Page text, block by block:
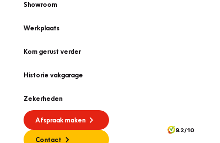
Showroom
Werkplaats
Kom gerust verder
Historie vakgarage
Zekerheden
Afspraak maken
Contact
9.2/10